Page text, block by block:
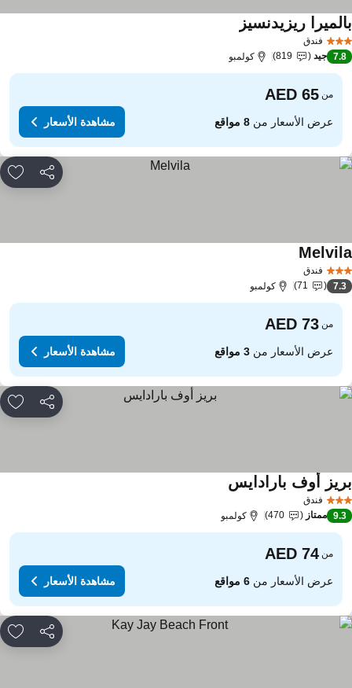
فندق
ريزيدنسيزمشاهدة الأسعار
7.8 جيد 819 كولمبو
من
عرض الأسعار من8 مواقع مشاهدة الأسعار
مشاركة
فندق
مشاهدة الأسعار
7.3
71 كولمبو
من
عرض الأسعار من3 مواقع مشاهدة الأسعار
مشاركة
فندق
أوف بارادايسمشاهدة الأسعار
9.3 ممتاز 470 كولمبو
من
عرض الأسعار من6 مواقع مشاهدة الأسعار
مشاركة